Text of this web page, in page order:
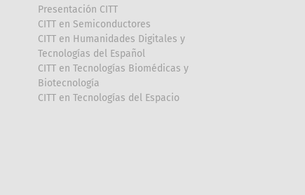
Presentación CITT
CITT en Semiconductores
CITT en Humanidades Digitales y
Tecnologías del Español
CITT en Tecnologías Biomédicas y
Biotecnología
CITT en Tecnologías del Espacio